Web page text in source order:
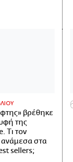
βρέθηκε
της
Τι τον
ανάμεσα στα
sellers;